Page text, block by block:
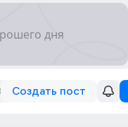
Создать пост